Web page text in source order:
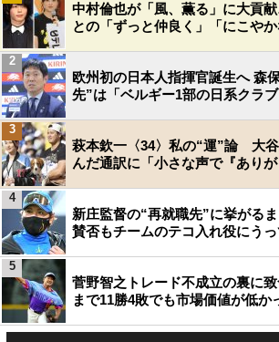
中村倫也が「風、薫る」に大貢
との「ずっと仲良く」「にこや
欧州初の日本人指揮官誕生へ 森
先”は「ベルギー1部の日系クラ
2
萩本欽一〈34〉私の“運”論 大
んだ通訳に「小さな声で『ありが
3
新庄監督の“再就職先”に挙がる
賛否もチームのテコ入れ役にう
4
菅野智之トレード不成立の裏に
まで11勝4敗でも市場価値が低か
5